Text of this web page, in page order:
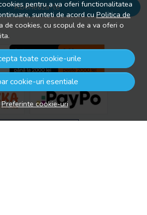
pentru a va oferi functionalitatea
sunteti de acord cuPolitica de
de cookies, cu scopul de a va oferi o
toate cookie-urile
cookie-uri esentiale
Preferinte cookie-uri
Aboneaza-te